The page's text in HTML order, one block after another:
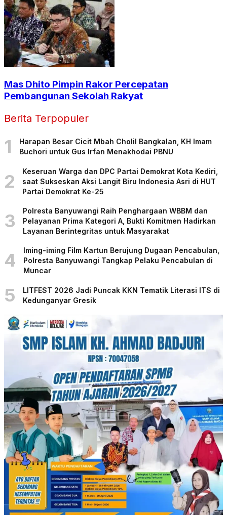
Mas Dhito Pimpin Rakor Percepatan
Pembangunan Sekolah Rakyat
Berita Terpopuler
1
Harapan Besar Cicit Mbah Cholil Bangkalan, KH Imam
Buchori untuk Gus Irfan Menakhodai PBNU
2
Keseruan Warga dan DPC Partai Demokrat Kota Kediri,
saat Sukseskan Aksi Langit Biru Indonesia Asri di HUT
Partai Demokrat Ke-25
3
Polresta Banyuwangi Raih Penghargaan WBBM dan
Pelayanan Prima Kategori A, Bukti Komitmen Hadirkan
Layanan Berintegritas untuk Masyarakat
4
Iming-iming Film Kartun Berujung Dugaan Pencabulan,
Polresta Banyuwangi Tangkap Pelaku Pencabulan di
Muncar
5
LITFEST 2026 Jadi Puncak KKN Tematik Literasi ITS di
Kedunganyar Gresik